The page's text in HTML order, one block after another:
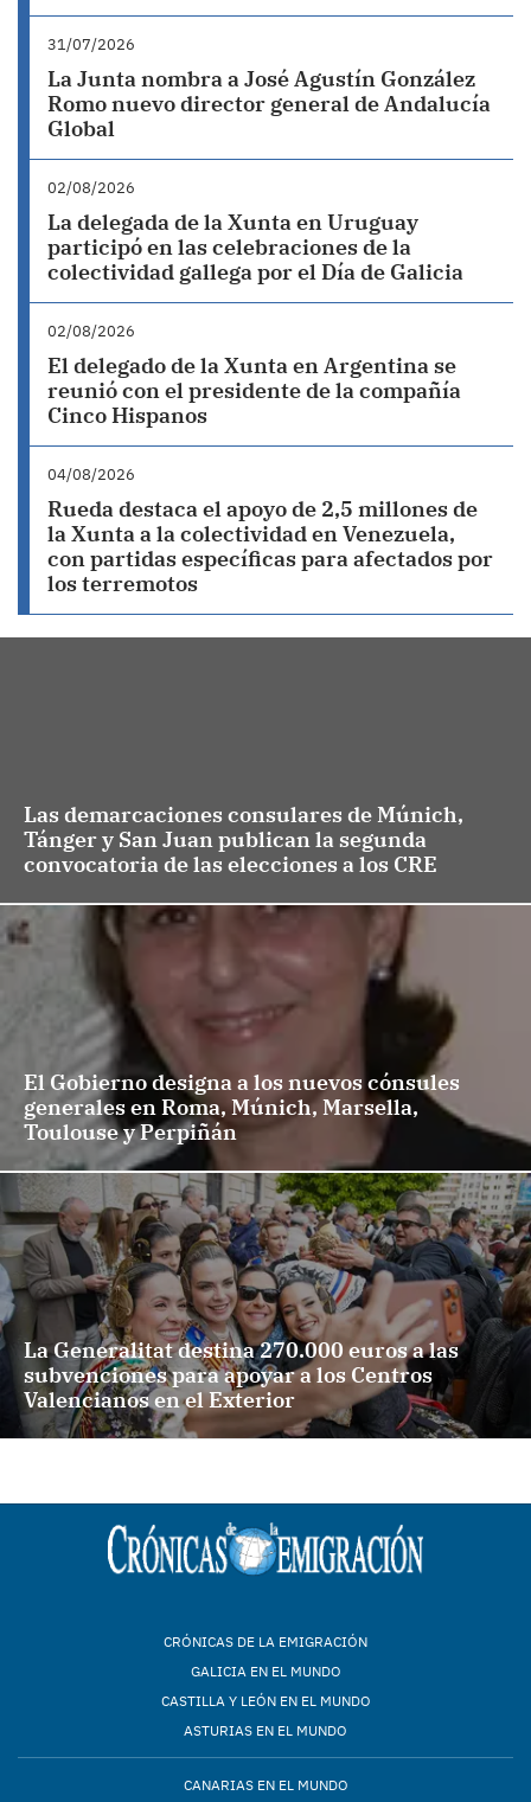
31/07/2026
La Junta nombra a José Agustín González
Romo nuevo director general de Andalucía
Global
02/08/2026
La delegada de la Xunta en Uruguay
participó en las celebraciones de la
colectividad gallega por el Día de Galicia
02/08/2026
El delegado de la Xunta en Argentina se
reunió con el presidente de la compañía
Cinco Hispanos
04/08/2026
Rueda destaca el apoyo de 2,5 millones de
la Xunta a la colectividad en Venezuela,
con partidas específicas para afectados por
los terremotos
Las demarcaciones consulares de Múnich,
Tánger y San Juan publican la segunda
convocatoria de las elecciones a los CRE
El Gobierno designa a los nuevos cónsules
generales en Roma, Múnich, Marsella,
Toulouse y Perpiñán
La Generalitat destina 270.000 euros a las
subvenciones para apoyar a los Centros
Valencianos en el Exterior
CRÓNICAS DE LA EMIGRACIÓN
GALICIA EN EL MUNDO
CASTILLA Y LEÓN EN EL MUNDO
ASTURIAS EN EL MUNDO
CANARIAS EN EL MUNDO